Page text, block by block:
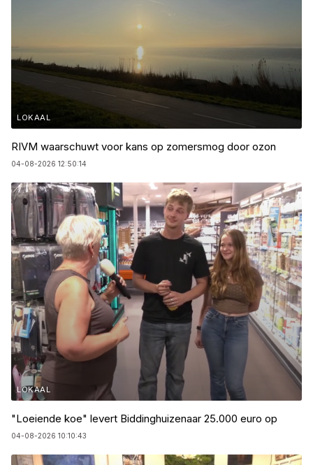
LOKAAL
RIVM waarschuwt voor kans op zomersmog door ozon
04-08-2026 12:50:14
LOKAAL
"Loeiende koe" levert Biddinghuizenaar 25.000 euro op
04-08-2026 10:10:43